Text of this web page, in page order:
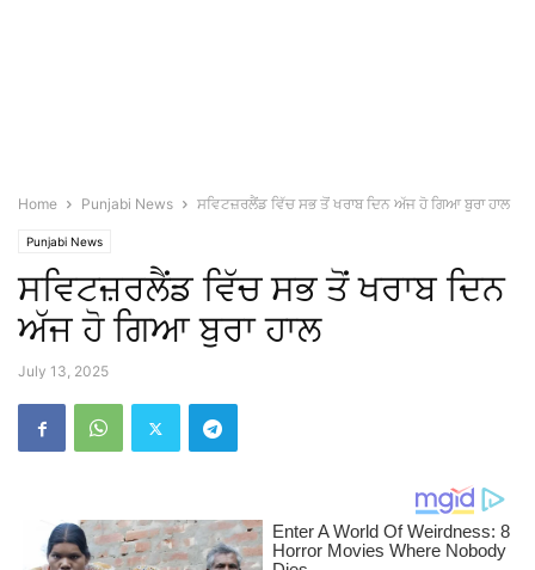
Home Punjabi News ਸਵਿਟਜ਼ਰਲੈਂਡ ਵਿੱਚ ਸਭ ਤੋਂ ਖਰਾਬ ਦਿਨ ਅੱਜ ਹੋ ਗਿਆ ਬੁਰਾ ਹਾਲ
Punjabi News
ਸਵਿਟਜ਼ਰਲੈਂਡ ਵਿੱਚ ਸਭ ਤੋਂ ਖਰਾਬ ਦਿਨ
ਅੱਜ ਹੋ ਗਿਆ ਬੁਰਾ ਹਾਲ
July 13, 2025